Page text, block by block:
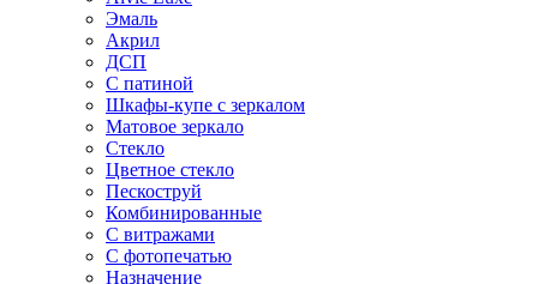
Эмаль
Акрил
ДСП
С патиной
Шкафы-купе с зеркалом
Матовое зеркало
Стекло
Цветное стекло
Пескоструй
Комбинированные
С витражами
С фотопечатью
Назначение